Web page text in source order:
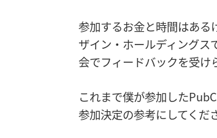
参加するお金と時間はある
ザイン・ホールディングス
会でフィードバックを受け
これまで僕が参加した
参加決定の参考にしてくだ